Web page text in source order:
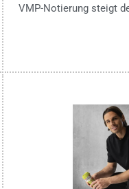
VMP-Notierung steigt